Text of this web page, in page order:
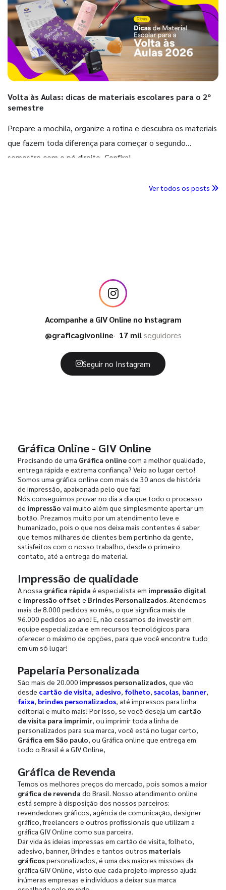
Volta às Aulas: dicas de materiais escolares para o 2º
semestre
Prepare a mochila, organize a rotina e descubra os materiais
que fazem toda diferença para começar o segundo
semestre com o pé direito. Confira!
Ver todos os posts
Acompanhe a GIV Online no Instagram
@graficagivonline
17 milseguidores
Seguir no Instagram
Gráfica Online - GIV Online
Precisando de uma Gráfica onlinecom a melhor qualidade,
entrega rápida e extrema confiança? Veio ao lugar certo!
Somos uma gráfica online com mais de 30 anos de história
de impressão, apaixonada pelo que faz!
Nós conseguimos provar no dia a dia que todo o processo
de impressão vai muito além que simplesmente apertar um
botão. Prezamos muito por um atendimento leve e
humanizado, pois o que nos deixa mais contentes é saber
que temos milhares de clientes bem pertinho da gente,
satisfeitos com o nosso trabalho, desde o primeiro
contato, até a entrega do material.
Impressão de qualidade
A nossa gráfica rápida é especialista em impressão digital
e impressão offset e Brindes Personalizados. Atendemos
mais de 8.000 pedidos ao mês, o que significa mais de
96.000 pedidos ao ano! E, não cessamos de investir em
equipe especializada e em recursos tecnológicos para
oferecer o máximo de opções, para que você encontre tudo
em um só lugar!
Papelaria Personalizada
São mais de 20.000 impressos personalizados, que vão
desde cartão de visita, adesivo, folheto, sacolas, banner,
faixa, brindes personalizados, até impressos para linha
editorial e muito mais! Por isso, se você deseja um cartão
de visita para imprimir, ou imprimir toda a linha de
personalizados para sua marca, você está no lugar certo,
Gráfica em São paulo, ou Gráfica online que entrega em
todo o Brasil é a GIV Online,
Gráfica de Revenda
Temos os melhores preços do mercado, pois somos a maior
gráfica de revenda do Brasil. Nosso atendimento online
está sempre à disposição dos nossos parceiros:
revendedores gráficos, agência de comunicação, designer
gráfico, freelancers e outros profissionais que utilizam a
gráfica GIV Online como sua parceira.
Dar vida às ideias impressas em cartão de visita, folheto,
adesivo, banner, Brindes e tantos outros materiais
gráficospersonalizados, é uma das maiores missões da
gráfica GIV Online, visto que cada projeto impresso ajuda
inúmeras empresas e indivíduos a deixar sua marca